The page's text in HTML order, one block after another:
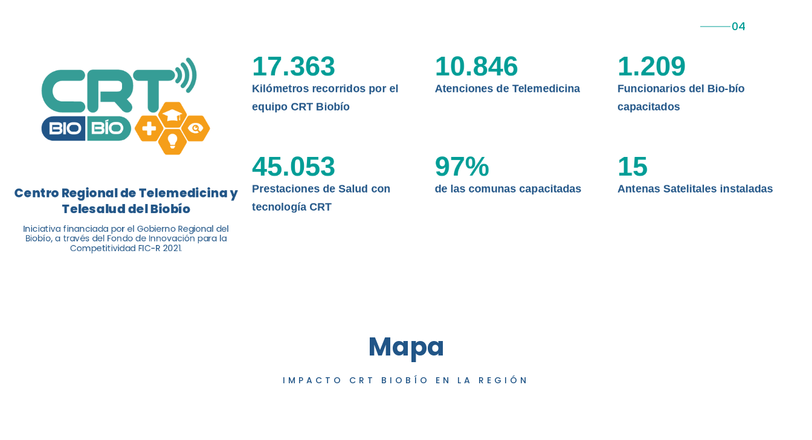
ABORDAJE CLÍNICO EN
MDPA
Telesalud del Biobío, a través de la Universidad de Concepción...
Leer más
Centro Regional de Telemedicina y
Telesalud del Biobío
Iniciativa financiada por el Gobierno Regional del
Biobío, a través del Fondo de Innovación para la
Competitividad FIC-R 2021.
Kilómetros recorridos por el
equipo CRT Biobío
17.363
Atenciones de Telemedicina
10.846
Funcionarios del Bio-bío
capacitados
1.209
Prestaciones de Salud con
tecnología CRT
45.053
de las comunas capacitadas
97%
Antenas Satelitales instaladas
15
Mapa
IMPACTO CRT BIOBÍO EN LA REGIÓN